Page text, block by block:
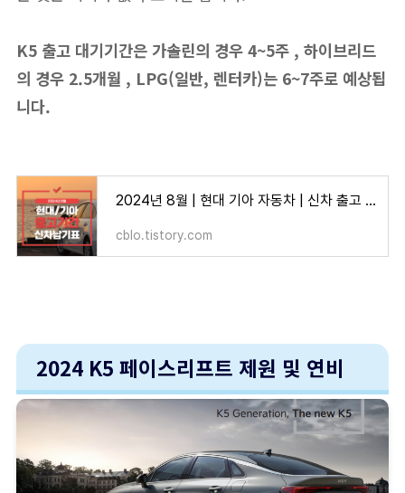
K5 출고 대기기간은 가솔린의 경우 4~5주 , 하이브리드
의 경우 2.5개월 , LPG(일반, 렌터카)는 6~7주로 예상됩
니다.
2024년 8월 | 현대 기아 자동차 | 신차 출고 대기기간 | 납기표
cblo.tistory.com
2024 K5 페이스리프트 제원 및 연비